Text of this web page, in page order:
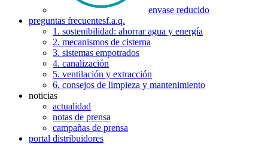
envase reducido
preguntas frecuentesf.a.q.
1. sostenibilidad: ahorrar agua y energía
2. mecanismos de cisterna
3. sistemas empotrados
4. canalización
5. ventilación y extracción
6. consejos de limpieza y mantenimiento
noticias
actualidad
notas de prensa
campañas de prensa
portal distribuidores